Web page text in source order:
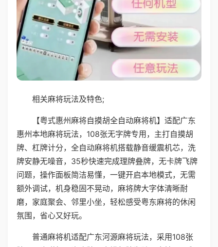
相关麻将玩法及特色;
【粤式惠州麻将自摸胡全自动麻将机】适配广东
惠州本地麻将玩法，108张无字牌专用，主打自摸胡
牌、杠牌计分，全自动麻将机搭载静音缓震机芯，洗
牌安静无噪音，35秒快速完成理牌叠牌，无卡牌飞牌
问题，操作面板简洁易懂，一键开启本地模式，无需
额外调试，机身稳固不晃动，麻将牌大字体清晰耐
磨，家庭聚会、邻里小坐，轻松感受粤东麻将的休闲
氛围，省心又好玩。
普通麻将机适配广东河源麻将玩法，采用108张